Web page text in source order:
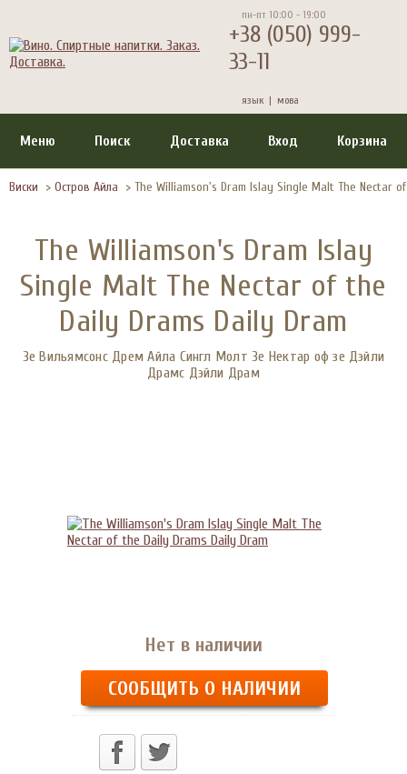
пн-пт 10:00 - 19:00
+38 (050) 999-
33-11
язык | мова
Меню Поиск Доставка Вход Корзина
Виски > Остров Айла > The Williamson's Dram Islay Single Malt The Nectar
The Williamson's Dram Islay
Single Malt The Nectar of the
Daily Drams Daily Dram
Зе Вильямсонс Дрем Айла Сингл Молт Зе Нектар оф зе Дэйли
Драмс Дэйли Драм
Нет в наличии
СООБЩИТЬ О НАЛИЧИИ